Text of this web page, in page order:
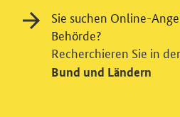
Einwilligung in
Videodienst
Wir bitten Sie an dieser Stelle
verschiedene Zusatzdienste
Sie suchen Online-
Behörde?
Recherchieren Sie in der
Bund und Ländern